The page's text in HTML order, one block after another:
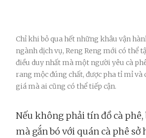
Chỉ khi bỏ qua hết những khâu vận
ngành dịch vụ, Reng Reng mới có thể
điều duy nhất mà một người yêu cà
rang mộc đúng chất, được pha tỉ mỉ và
giá mà ai cũng có thể tiếp cận.
Nếu không phải tín đồ cà
mà gắn bó với quán cà phê